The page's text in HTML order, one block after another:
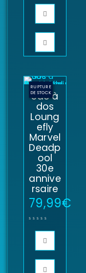
RUPTURE
DE STOCK
Sac à
dos
Loung
efly
Marvel
Deadp
ool
30e
annive
rsaire
79,99€